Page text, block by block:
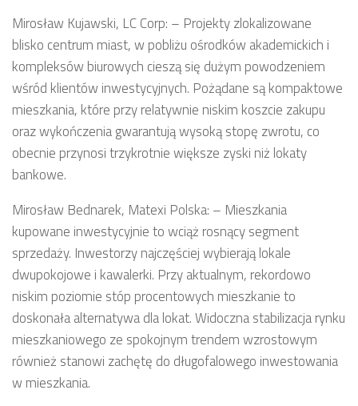
Mirosław Kujawski, LC Corp: – Projekty zlokalizowane
blisko centrum miast, w pobliżu ośrodków akademickich i
kompleksów biurowych cieszą się dużym powodzeniem
wśród klientów inwestycyjnych. Pożądane są kompaktowe
mieszkania, które przy relatywnie niskim koszcie zakupu
oraz wykończenia gwarantują wysoką stopę zwrotu, co
obecnie przynosi trzykrotnie większe zyski niż lokaty
bankowe.
Mirosław Bednarek, Matexi Polska: – Mieszkania
kupowane inwestycyjnie to wciąż rosnący segment
sprzedaży. Inwestorzy najczęściej wybierają lokale
dwupokojowe i kawalerki. Przy aktualnym, rekordowo
niskim poziomie stóp procentowych mieszkanie to
doskonała alternatywa dla lokat. Widoczna stabilizacja rynku
mieszkaniowego ze spokojnym trendem wzrostowym
również stanowi zachętę do długofalowego inwestowania
w mieszkania.